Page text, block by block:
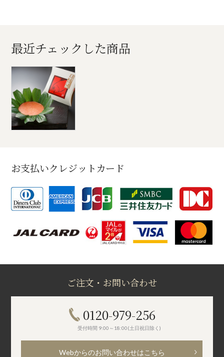
最近チェックした商品
お支払いクレジットカード
ご注文・お問い合わせ
0120-979-256
受付時間 9:00～18:00(土日祝日除く)
Webからのお問い合わせはこちら